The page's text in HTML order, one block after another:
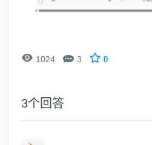
 1024  3 0
3个回答